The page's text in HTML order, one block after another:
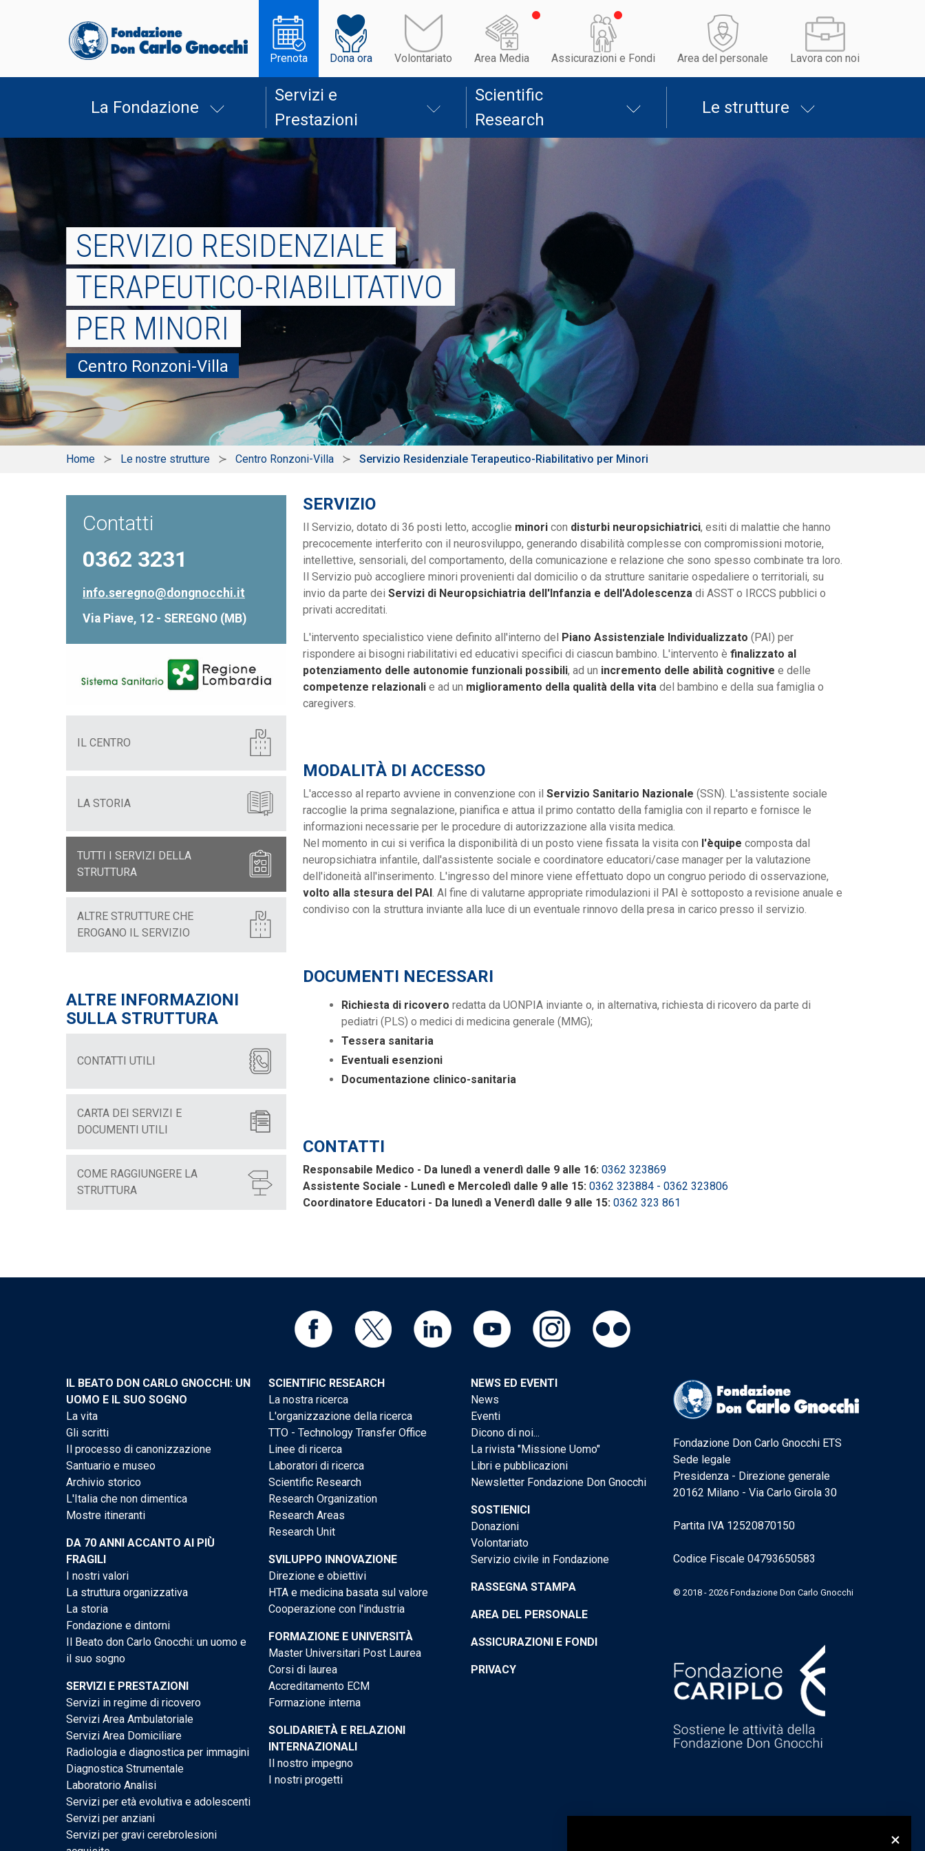
Prenota Dona ora Volontariato Area Media Assicurazioni e Fondi Area del personale Lavora con noi
La Fondazione
Servizi e
Prestazioni
Scientific
Research
Le strutture
SERVIZIO RESIDENZIALE
TERAPEUTICO-RIABILITATIVO
PER MINORI
Centro Ronzoni-Villa
Home Le nostre strutture Centro Ronzoni-Villa Servizio Residenziale Terapeutico-Riabilitativo per Minori
Contatti
0362 3231
info.seregno@dongnocchi.it
Via Piave, 12 - SEREGNO (MB)
IL CENTRO
LA STORIA
TUTTI I SERVIZI DELLA
STRUTTURA
ALTRE STRUTTURE CHE
EROGANO IL SERVIZIO
ALTRE INFORMAZIONI
SULLA STRUTTURA
CONTATTI UTILI
CARTA DEI SERVIZI E
DOCUMENTI UTILI
COME RAGGIUNGERE LA
STRUTTURA
SERVIZIO
Il Servizio, dotato di 36 posti letto, accoglie minori con disturbi neuropsichiatrici, esiti di malattie che hanno
precocemente interferito con il neurosviluppo, generando disabilità complesse con compromissioni motorie,
intellettive, sensoriali, del comportamento, della comunicazione e relazione che sono spesso combinate tra loro.
Il Servizio può accogliere minori provenienti dal domicilio o da strutture sanitarie ospedaliere o territoriali, su
invio da parte dei Servizi di Neuropsichiatria dell'Infanzia e dell'Adolescenza di ASST o IRCCS pubblici o
privati accreditati.
L'intervento specialistico viene definito all'interno del Piano Assistenziale Individualizzato (PAI) per
rispondere ai bisogni riabilitativi ed educativi specifici di ciascun bambino. L'intervento è finalizzato al
potenziamento delle autonomie funzionali possibili, ad un incremento delle abilità cognitive e delle
competenze relazionali e ad un miglioramento della qualità della vita del bambino e della sua famiglia o
caregivers.
MODALITÀ DI ACCESSO
L'accesso al reparto avviene in convenzione con il Servizio Sanitario Nazionale (SSN). L'assistente sociale
raccoglie la prima segnalazione, pianifica e attua il primo contatto della famiglia con il reparto e fornisce le
informazioni necessarie per le procedure di autorizzazione alla visita medica.
Nel momento in cui si verifica la disponibilità di un posto viene fissata la visita con l'èquipe composta dal
neuropsichiatra infantile, dall'assistente sociale e coordinatore educatori/case manager per la valutazione
dell'idoneità all'inserimento. L'ingresso del minore viene effettuato dopo un congruo periodo di osservazione,
volto alla stesura del PAI . Al fine di valutarne appropriate rimodulazioni il PAI è sottoposto a revisione anuale e
condiviso con la struttura inviante alla luce di un eventuale rinnovo della presa in carico presso il servizio.
DOCUMENTI NECESSARI
Richiesta di ricovero redatta da UONPIA inviante o, in alternativa, richiesta di ricovero da parte di
pediatri (PLS) o medici di medicina generale (MMG);
Tessera sanitaria
Eventuali esenzioni
Documentazione clinico-sanitaria
CONTATTI
Responsabile Medico - Da lunedì a venerdì dalle 9 alle 16: 0362 323869
Assistente Sociale - Lunedì e Mercoledì dalle 9 alle 15: 0362 323884 - 0362 323806
Coordinatore Educatori - Da lunedì a Venerdì dalle 9 alle 15: 0362 323 861
IL BEATO DON CARLO GNOCCHI: UN
UOMO E IL SUO SOGNO
La vita
Gli scritti
Il processo di canonizzazione
Santuario e museo
Archivio storico
L'Italia che non dimentica
Mostre itineranti
DA 70 ANNI ACCANTO AI PIÙ
FRAGILI
I nostri valori
La struttura organizzativa
La storia
Fondazione e dintorni
Il Beato don Carlo Gnocchi: un uomo e
il suo sogno
SERVIZI E PRESTAZIONI
Servizi in regime di ricovero
Servizi Area Ambulatoriale
Servizi Area Domiciliare
Radiologia e diagnostica per immagini
Diagnostica Strumentale
Laboratorio Analisi
Servizi per età evolutiva e adolescenti
Servizi per anziani
Servizi per gravi cerebrolesioni
SCIENTIFIC RESEARCH
La nostra ricerca
L'organizzazione della ricerca
TTO - Technology Transfer Office
Linee di ricerca
Laboratori di ricerca
Scientific Research
Research Organization
Research Areas
Research Unit
SVILUPPO INNOVAZIONE
Direzione e obiettivi
HTA e medicina basata sul valore
Cooperazione con l'industria
FORMAZIONE E UNIVERSITÀ
Master Universitari Post Laurea
Corsi di laurea
Accreditamento ECM
Formazione interna
SOLIDARIETÀ E RELAZIONI
INTERNAZIONALI
Il nostro impegno
I nostri progetti
NEWS ED EVENTI
News
Eventi
Dicono di noi...
La rivista "Missione Uomo"
Libri e pubblicazioni
Newsletter Fondazione Don Gnocchi
SOSTIENICI
Donazioni
Volontariato
Servizio civile in Fondazione
RASSEGNA STAMPA
AREA DEL PERSONALE
ASSICURAZIONI E FONDI
PRIVACY
Fondazione Don Carlo Gnocchi ETS
Sede legale
Presidenza - Direzione generale
20162 Milano - Via Carlo Girola 30
Partita IVA 12520870150
Codice Fiscale 04793650583
© 2018 - 2026 Fondazione Don Carlo Gnocchi